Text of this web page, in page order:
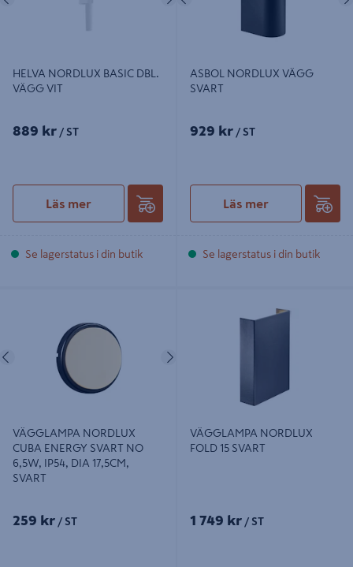
HELVA NORDLUX BASIC DBL.
VÄGG VIT
889 kr / ST
Läs mer
Se lagerstatus i din butik
ASBOL NORDLUX VÄGG
SVART
929 kr / ST
Läs mer
Se lagerstatus i din butik
DIA 17,5CM, SVART
Föregående
VÄGGLAMPA NORDLUX
CUBA ENERGY SVART NO
6,5W, IP54, DIA 17,5CM,
SVART
259 kr / ST
VÄGGLAMPA NORDLUX
FOLD 15 SVART
1 749 kr / ST